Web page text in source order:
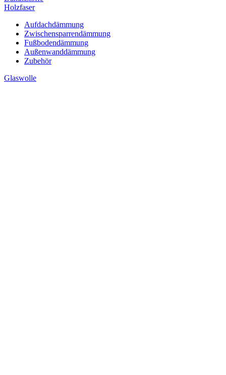
Holzfaser
Aufdachdämmung
Zwischensparrendämmung
Fußbodendämmung
Außenwanddämmung
Zubehör
Glaswolle